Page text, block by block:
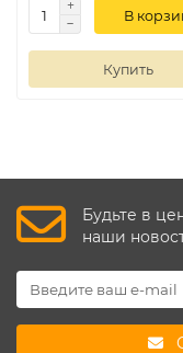
В
Купить
Будьте в
наши